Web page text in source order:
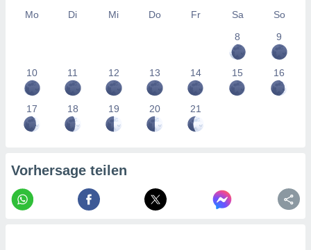
von
1199
Mo Di Mi Do Fr Sa
So
8
9
10 11 12 13 14 15 16
17 18 19 20 21
Vorhersage teilen